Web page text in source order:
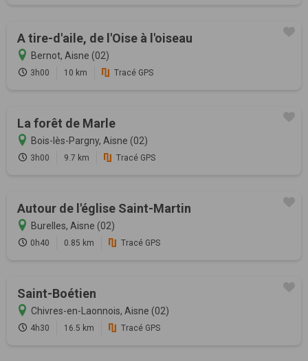
A tire-d'aile, de l'Oise à l'oiseau
Bernot, Aisne (02)
3h00 10 km Tracé GPS
La forêt de Marle
Bois-lès-Pargny, Aisne (02)
3h00 9.7 km Tracé GPS
Autour de l'église Saint-Martin
Burelles, Aisne (02)
0h40 0.85 km Tracé GPS
Saint-Boétien
Chivres-en-Laonnois, Aisne (02)
4h30 16.5 km Tracé GPS